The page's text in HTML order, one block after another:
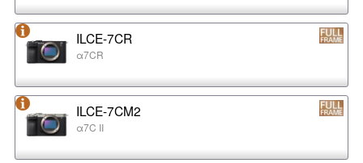
ILCE-7CR
α7CR
ILCE-7CM2
α7C II